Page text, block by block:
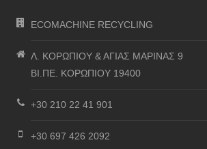
ECOMACHINE RECYCLING
Λ. ΚΟΡΩΠΙΟΥ & ΑΓΙΑΣ ΜΑΡΙΝΑΣ 9
ΒΙ.ΠΕ. ΚΟΡΩΠΙΟΥ 19400
+30 210 22 41 901
+30 697 426 2092